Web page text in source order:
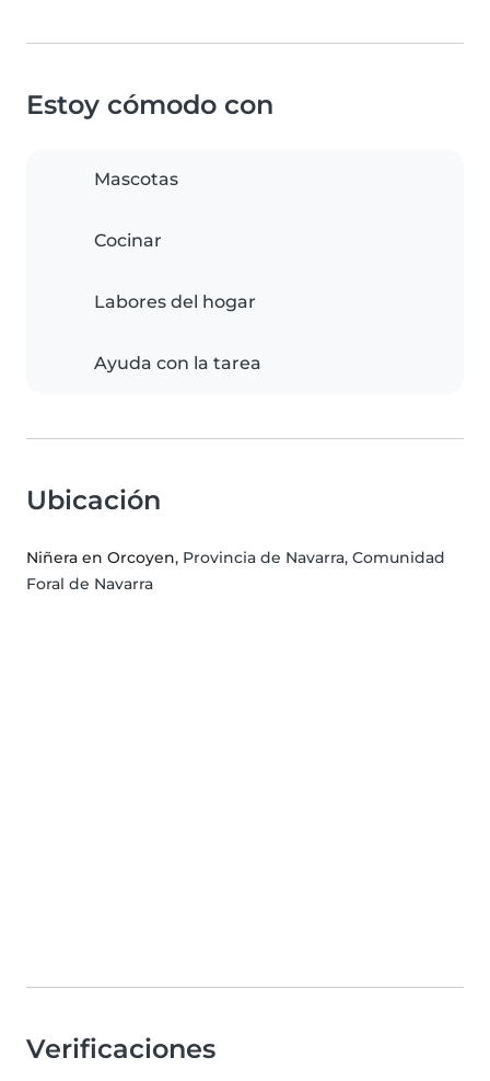
Estoy cómodo con
Mascotas
Cocinar
Labores del hogar
Ayuda con la tarea
Ubicación
Niñera en Orcoyen, Provincia de Navarra, Comunidad
Foral de Navarra
Verificaciones